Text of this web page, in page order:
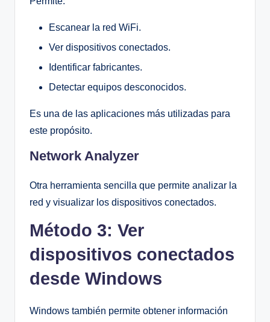
Escanear la red WiFi.
Ver dispositivos conectados.
Identificar fabricantes.
Detectar equipos desconocidos.
Es una de las aplicaciones más utilizadas para
este propósito.
Network Analyzer
Otra herramienta sencilla que permite analizar la
red y visualizar los dispositivos conectados.
Método 3: Ver
dispositivos conectados
desde Windows
Windows también permite obtener información